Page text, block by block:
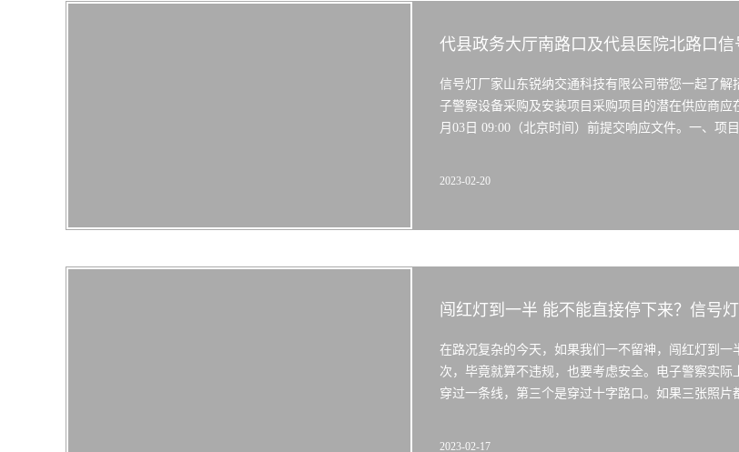
代县政务大厅南路口及代县医院北路口
信号灯厂家山东锐纳交通科技有限公司带您一起了
子警察设备采购及安装项目采购项目的潜在供应商应
月03日 09:00（北京时间）前提交响应文件。一、项
2023-02-20
闯红灯到一半 能不能直接停下来？信号
在路况复杂的今天，如果我们一不留神，闯红灯到
次，毕竟就算不违规，也要考虑安全。电子警察实
穿过一条线，第三个是穿过十字路口。如果三张照片
2023-02-17